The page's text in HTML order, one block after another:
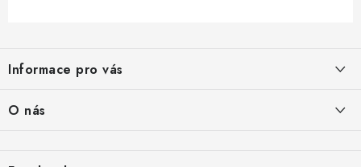
ß
z
e
Informace pro vás
Jak na Jupiter
Kontakty
O nás